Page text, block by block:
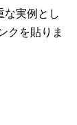
な実例とし
クを貼りま